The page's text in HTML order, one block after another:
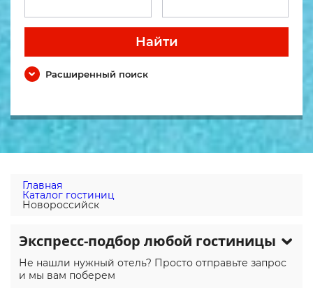
Найти
Расширенный поиск
Главная
Каталог гостиниц
Новороссийск
Экспресс-подбор любой гостиницы
Не нашли нужный отель? Просто отправьте запрос
и мы вам поберем